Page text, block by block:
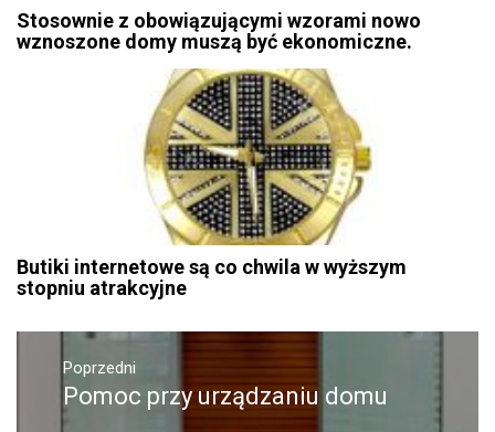
Stosownie z obowiązującymi wzorami nowo
wznoszone domy muszą być ekonomiczne.
Butiki internetowe są co chwila w wyższym
stopniu atrakcyjne
Nawigacja
wpisuPoprzedni
Poprzedni
wpis:
Pomoc przy urządzaniu domu